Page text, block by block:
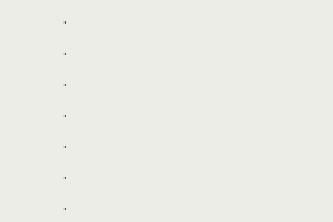
.
.
.
.
.
.
.